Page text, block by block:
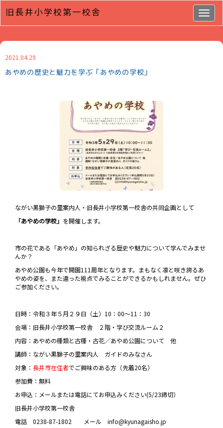
2021.04.29
あやめの歴史と魅力を学ぶ「あやめの学校」
ながい黒獅子の里案内人・旧長井小学校第一校舎の共同企画として
「あやめの学校」 を開催します。
市の花である「あやめ」の知られざる歴史や魅力について学んでみませ
んか？
あやめ公園も今年で開園111周年となります。まもなく凛と咲き誇るあ
やめの姿を、また違った視点でみることができるかもしれません。ぜひ
ご参加ください。
日時：令和３年５月２９日（土）10：00～11：30
会場：旧長井小学校第一校舎 ２階・学び交流ルーム２
内容：あやめの種類と古種・古花／あやめ公園について 他
講師：ながい黒獅子の里案内人 ガイドのみなさん
対象： 長井市在住者でご興味のある方（先着20名）
参加費：無料
お申込：メールまたは電話にてお申込みください(5/23締切）
旧長井小学校第一校舎
電話 0238-87-1802 メール info@kyunagaisho.jp